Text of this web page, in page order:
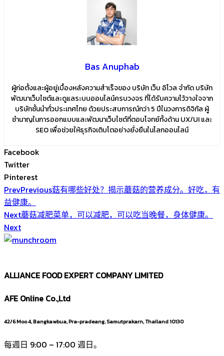
Bas Anuphab
ผู้ก่อตั้งและผู้อยู่เบื้องหลังความสำเร็จของ บริษัท เว็บ อิโวล จำกัด บริษัท
พัฒนาเว็บไซต์และดูแลระบบออนไลน์ครบวงจร ที่ได้รับความไว้วางใจจาก
บริษัทชั้นนำทั่วประเทศไทย ด้วยประสบการณ์กว่า 5 ปีในวงการดิจิทัล ผู้
ชำนาญในการออกแบบและพัฒนาเว็บไซต์ที่ตอบโจทย์ทั้งด้าน UX/UI และ
SEO เพื่อช่วยให้ธุรกิจเติบโตอย่างยั่งยืนในโลกออนไลน์
Facebook
Twitter
Pinterest
PrevPrevious菇有哪些好处？揭示蘑菇的营养成分。好吃，有
益健康。
Next蘑菇减肥菜单，可以减肥，可以吃当晚餐，身体健康。
Next
ALLIANCE FOOD EXPERT COMPANY LIMITED
AFE Online Co.,Ltd
42/6 Moo 4, Bangkawbua, Pra-pradeang, Samutprakarn, Thailand 10130
每週日 9:00 – 17:00 週日。